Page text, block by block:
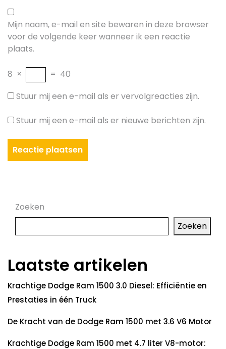
Mijn naam, e-mail en site bewaren in deze browser
voor de volgende keer wanneer ik een reactie
plaats.
8 × = 40
Stuur mij een e-mail als er vervolgreacties zijn.
Stuur mij een e-mail als er nieuwe berichten zijn.
Zoeken
Zoeken
Laatste artikelen
Krachtige Dodge Ram 1500 3.0 Diesel: Efficiëntie en
Prestaties in één Truck
De Kracht van de Dodge Ram 1500 met 3.6 V6 Motor
Krachtige Dodge Ram 1500 met 4.7 liter V8-motor: